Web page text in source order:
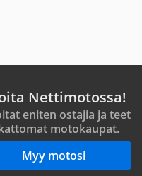
Nettimotossa!
eniten ostajia ja teet
motokaupat.
Myy motosi